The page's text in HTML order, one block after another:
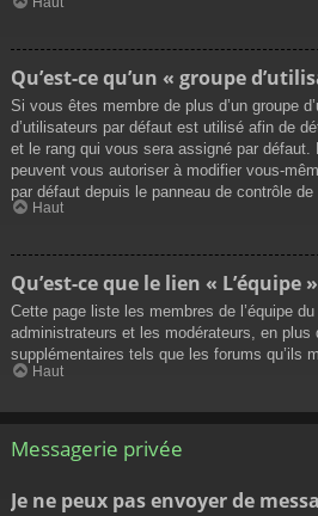
Qu’est-ce qu’un « groupe
Si vous êtes membre de plus d’un groupe
d’utilisateurs par défaut est utilisé afin de
et le rang qui vous sera assigné par défaut.
peuvent vous autoriser à modifier vous-
par défaut depuis le panneau de contrôle de
Haut
Qu’est-ce que le lien « L’équipe
Cette page liste les membres de l’équipe
administrateurs et les modérateurs, en plus
supplémentaires tels que les forums qu’ils
Haut
Messagerie privée
Je ne peux pas envoyer de